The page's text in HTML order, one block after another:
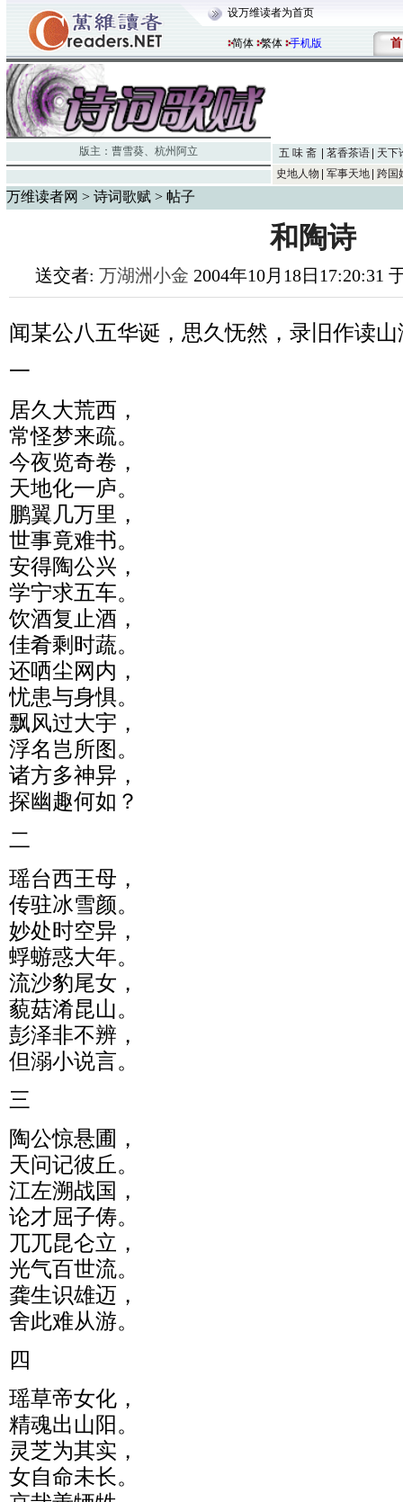
设万维读者为首页
简体 繁体 手机版 首
版主： 曹雪葵、 杭州阿立 五 味 斋 茗香茶语
天下
史地人物
军事天地 跨国
万维读者网 > 诗词歌赋 > 帖子
和陶诗
送交者: 万湖洲小金 2004年10月18日17:20:31
闻某公八五华诞，思久怃然，录旧作读
一
居久大荒西，
常怪梦来疏。
今夜览奇卷，
天地化一庐。
鹏翼几万里，
世事竟难书。
安得陶公兴，
学宁求五车。
饮酒复止酒，
佳肴剩时蔬。
还哂尘网内，
忧患与身惧。
飘风过大宇，
浮名岂所图。
诸方多神异，
探幽趣何如？
二
瑶台西王母，
传驻冰雪颜。
妙处时空异，
蜉蝣惑大年。
流沙豹尾女，
藐菇淆昆山。
彭泽非不辨，
但溺小说言。
三
陶公惊悬圃，
天问记彼丘。
江左溯战国，
论才屈子俦。
兀兀昆仑立，
光气百世流。
龚生识雄迈，
舍此难从游。
四
瑶草帝女化，
精魂出山阳。
灵芝为其实，
女自命未长。